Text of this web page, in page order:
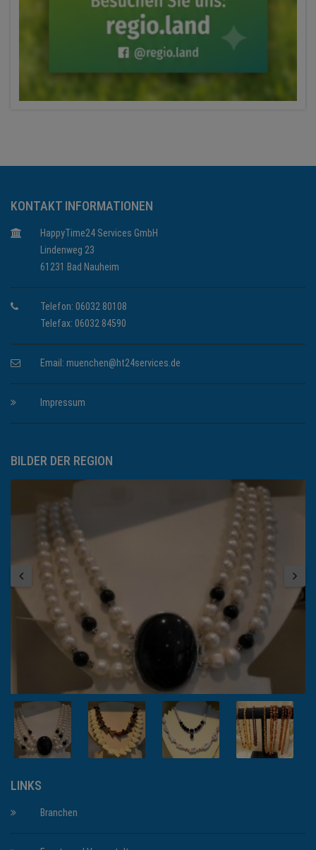
KONTAKT INFORMATIONEN
HappyTime24 Services GmbH
Lindenweg 23
61231 Bad Nauheim
Telefon: 06032 80108
Telefax: 06032 84590
Email: muenchen@ht24services.de
Impressum
BILDER DER REGION
LINKS
Branchen